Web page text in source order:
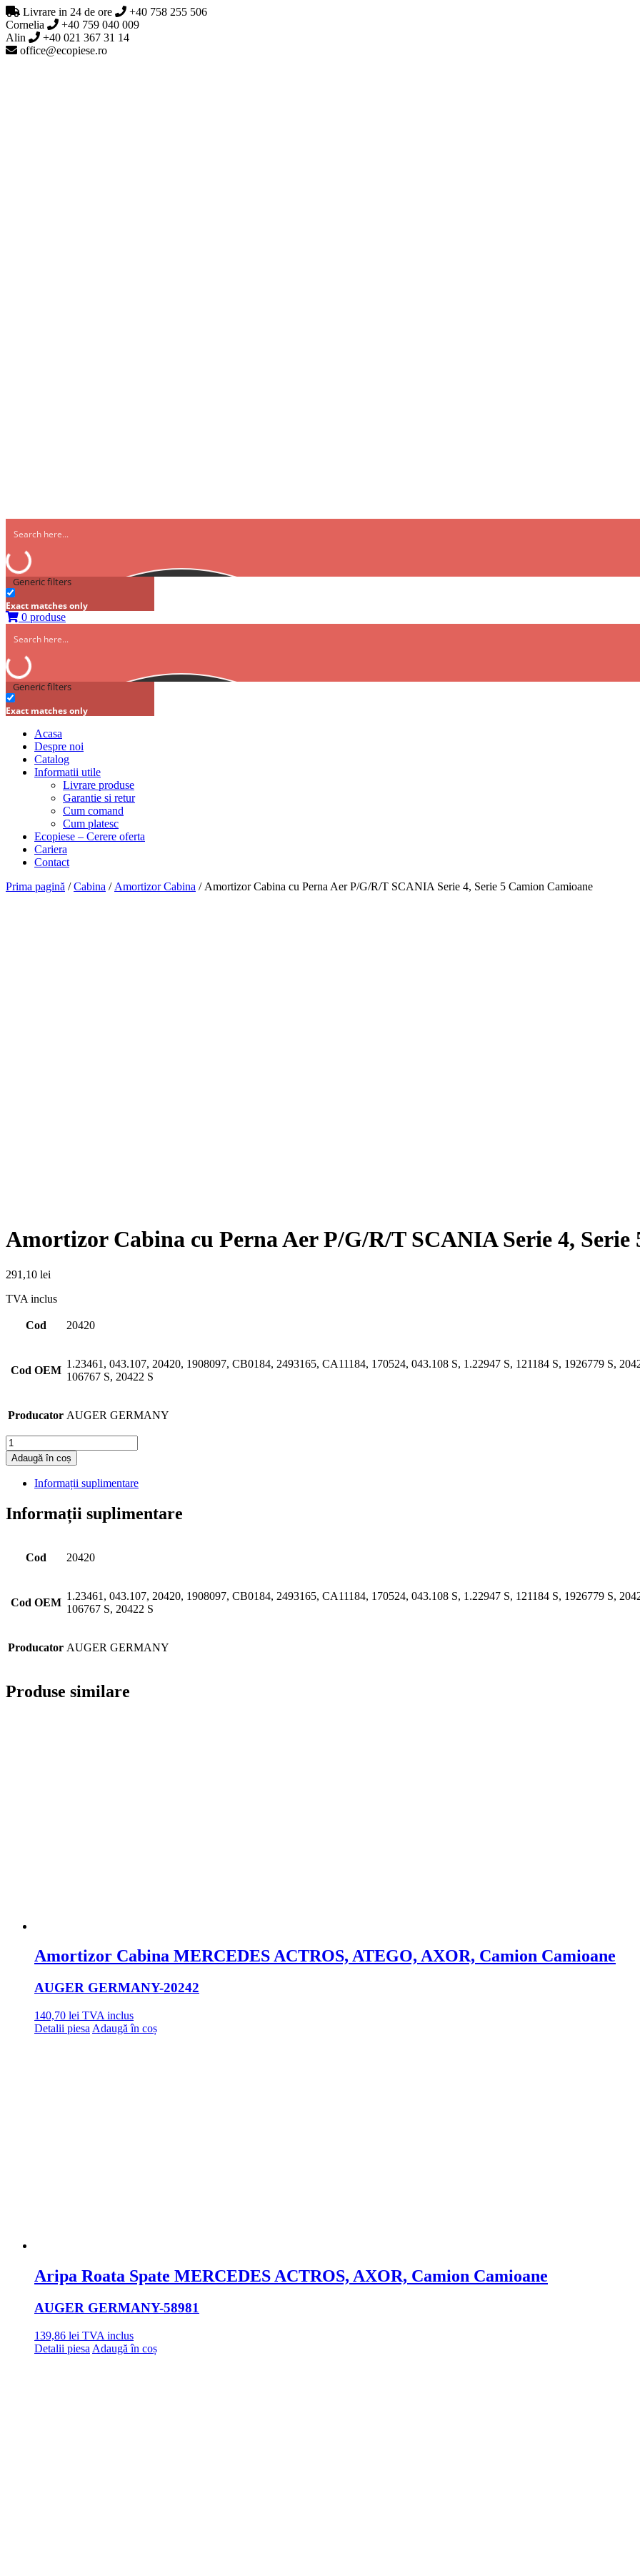
Livrare in 24 de ore
+40 758 255 506
Cornelia
+40 759 040 009
Alin
+40 021 367 31 14
office@ecopiese.ro
Generic filters
Exact matches only
0 produse
Generic filters
Exact matches only
Acasa
Despre noi
Catalog
Informatii utile
Livrare produse
Garantie si retur
Cum comand
Cum platesc
Ecopiese – Cerere oferta
Cariera
Contact
Prima pagină /Cabina / Amortizor Cabina / Amortizor Cabina cu Perna Aer P/G/R/T SCANIA Serie 4, Serie 5 Camion Camioane
Amortizor Cabina cu Perna Aer P/G/R/T SCANIA Serie 4, Serie
291,10 lei
TVA inclus
Cod 20420
Cod OEM
1.23461, 043.107, 20420, 1908097, CB0184, 2493165, CA11184, 170524, 043.108 S, 1.22947 S, 121184 S, 1926779 S,
106767 S, 20422 S
Producator AUGER GERMANY
Cantitate
Adaugă în coș
Informații suplimentare
Informații suplimentare
Cod 20420
Cod OEM
1.23461, 043.107, 20420, 1908097, CB0184, 2493165, CA11184, 170524, 043.108 S, 1.22947 S, 121184 S, 1926779 S,
106767 S, 20422 S
Producator AUGER GERMANY
Produse similare
Amortizor Cabina MERCEDES ACTROS, ATEGO, AXOR, Camion Camioane
AUGER GERMANY-20242
140,70 lei TVA inclus
Detalii piesa Adaugă în coș
Aripa Roata Spate MERCEDES ACTROS, AXOR, Camion Camioane
AUGER GERMANY-58981
139,86 lei TVA inclus
Detalii piesa Adaugă în coș